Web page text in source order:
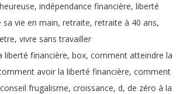
heureuse, indépendance financière, liberté
sa vie en main, retraite, retraite à 40 ans,
etre, vivre sans travailler
liberté financière, box, comment atteindre la
avoir la liberté financière, comment
conseil frugalisme, croissance, d, de zéro à la